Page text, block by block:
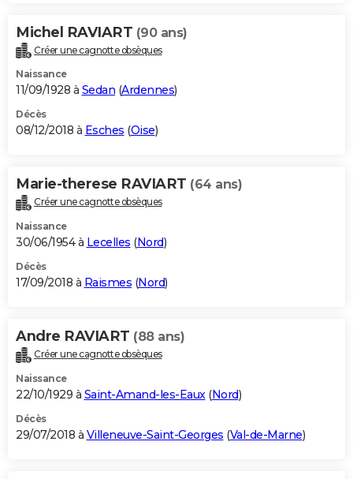
Michel RAVIART (90 ans)
Créer une cagnotte obsèques
Naissance
11/09/1928 à Sedan (Ardennes)
Décès
08/12/2018 à Esches (Oise)
Marie-therese RAVIART (64 ans)
Créer une cagnotte obsèques
Naissance
30/06/1954 à Lecelles (Nord)
Décès
17/09/2018 à Raismes (Nord)
Andre RAVIART (88 ans)
Créer une cagnotte obsèques
Naissance
22/10/1929 à Saint-Amand-les-Eaux(Nord)
Décès
29/07/2018 à Villeneuve-Saint-Georges (Val-de-Marne)